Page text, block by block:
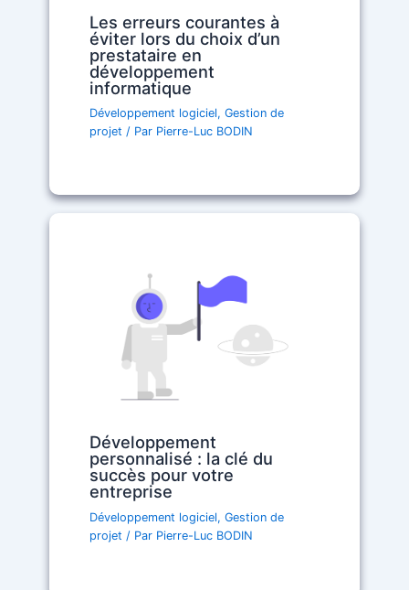
Les erreurs courantes à
éviter lors du choix d’un
prestataire en
développement
informatique
Développement logiciel,Gestion de
projet / Par Pierre-Luc BODIN
Développement
personnalisé : la clé du
succès pour votre
entreprise
Développement logiciel,Gestion de
projet / Par Pierre-Luc BODIN